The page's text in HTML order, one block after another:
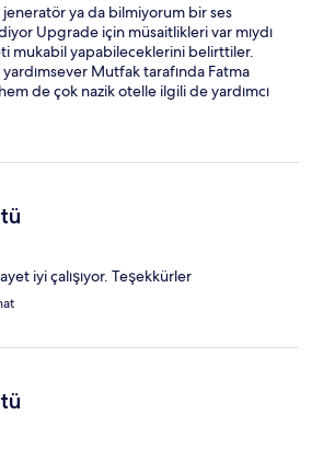
ya da bilmiyorum bir ses
Upgrade için müsaitlikleri var mıydı
mukabil yapabileceklerini belirttiler.
Mutfak tarafında Fatma
de çok nazik otelle ilgili de yardımcı
havalimanı yakınlığı sebebi ile fiyat
ortalamanın üzerinde pahalı ancak
iyi çalışıyor. Teşekkürler